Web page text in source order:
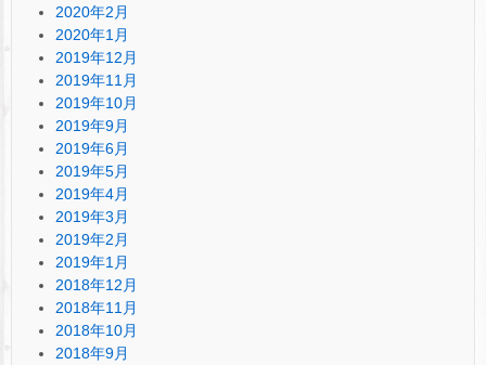
2020年2月
2020年1月
2019年12月
2019年11月
2019年10月
2019年9月
2019年6月
2019年5月
2019年4月
2019年3月
2019年2月
2019年1月
2018年12月
2018年11月
2018年10月
2018年9月